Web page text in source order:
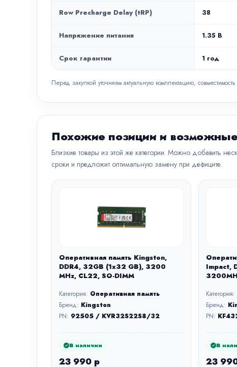
Row Precharge Delay (tRP) 38
Напряжение питания 1.35 В
Срок гарантии 1 год
Перед закупкой уточняем актуальную комплектацию,
Похожие позиции и
Близкие товары из этой же категории. Можно добавить
сроки и предложит оптимальную замену при дефиците.
Оперативная память Kingston,
DDR4, 32GB (1x32 GB), 3200
MHz, CL22, SO-DIMM
Категория: Оперативная память
Бренд: Kingston
PN: 92505 / KVR32S22S8/32
В наличии
23 990 р
Impact,
Категория:
Бренд:
PN:
В
23